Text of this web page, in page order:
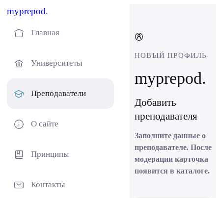
myprepod.
Главная
Университеты
Преподаватели
О сайте
Принципы
Контакты
НОВЫЙ ПРОФИЛЬ
myprepod.
Добавить
преподавателя
Заполните данные о
преподавателе. После
модерации карточка
появится в каталоге.